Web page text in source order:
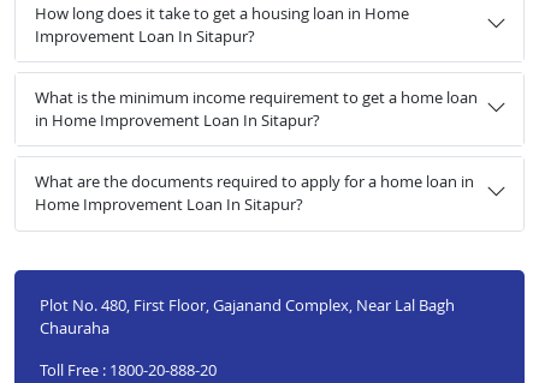
How long does it take to get a housing loan in Home
Improvement Loan In Sitapur?
What is the minimum income requirement to get a home loan
in Home Improvement Loan In Sitapur?
What are the documents required to apply for a home loan in
Home Improvement Loan In Sitapur?
Plot No. 480, First Floor, Gajanand Complex, Near Lal Bagh
Chauraha
Toll Free : 1800-20-888-20